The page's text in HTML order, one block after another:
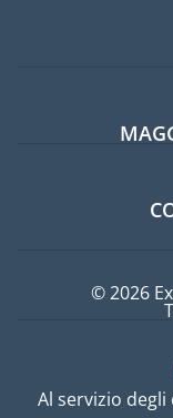
Al servizio
© 2026